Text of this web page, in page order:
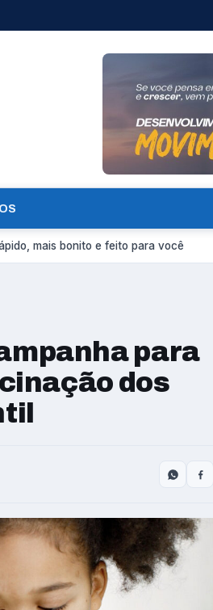
mais bonito e feito para você
para
dos